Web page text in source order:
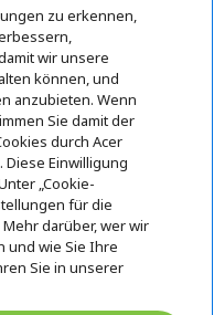
Sichere
Zahlungsoptionen
und Händler der
Shop angeboten
zu erkennen,
wir unsere
können, und
anzubieten. Wenn
Sie damit der
durch Acer
Diese Einwilligung
„Cookie-
für die
darüber, wer wir
und wie Sie Ihre
Sie in unserer